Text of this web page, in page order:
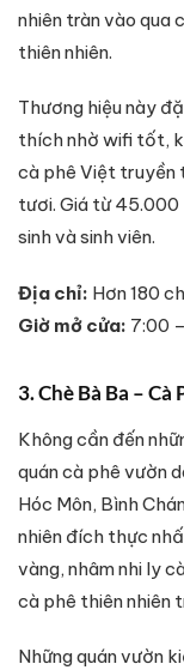
nhiên tràn vào qua
thiên nhiên.
Thương hiệu này
thích nhờ wifi tốt,
cà phê Việt truyền
tươi. Giá từ
sinh và sinh viên.
Địa chỉ: Hơn 180
Giờ mở cửa: 7:00
3. Chè Bà Ba –
Không cần đến
quán cà phê vườn
Hóc Môn, Bình
nhiên đích thực
vàng, nhâm nhi ly
cà phê thiên nhiên
Những quán vườn